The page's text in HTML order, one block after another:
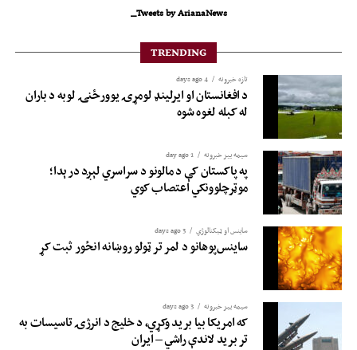
Tweets by ArianaNews_
TRENDING
تازه خبرونه 4 days ago
د افغانستان او ایرلینډ لومړۍ یوورځنۍ لوبه د باران
له کبله لغوه شوه
سیمه ییز خبرونه 1 day ago
په پاکستان کې د مالونو د سراسري لېږد درېدا؛
موټرچلوونکي اعتصاب کوي
ساینس او ​​ټیکنالوژي 3 days ago
ساینس‌پوهانو د لمر تر ټولو روښانه انځور ثبت کړ
سیمه ییز خبرونه 3 days ago
که امریکا بیا برید وکړي، د خلیج د انرژۍ تاسیسات به
تر برید لاندې راشي – ایران